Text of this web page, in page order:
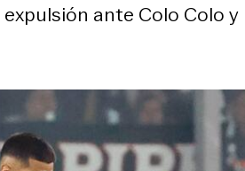
ante Colo Colo